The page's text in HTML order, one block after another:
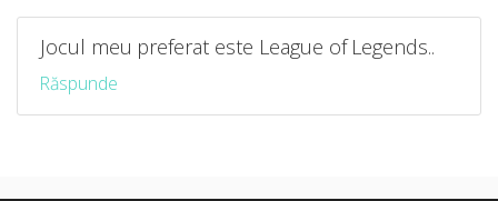
Jocul meu preferat este League of Legends..
Răspunde